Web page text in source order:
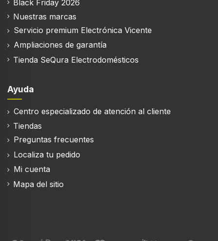
Black Friday 2026
Nuestras marcas
Servicio premium Electrónica Vicente
Ampliaciones de garantía
Tienda SeQura Electrodomésticos
Ayuda
Centro especializado de atención al cliente
Tiendas
Preguntas frecuentes
Localiza tu pedido
Mi cuenta
Mapa del sitio